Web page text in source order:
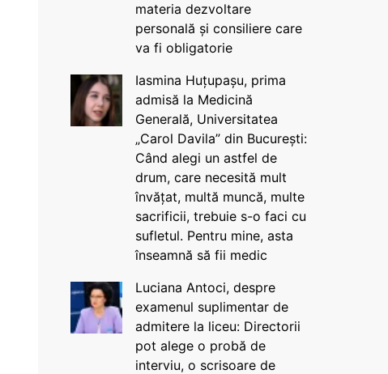
materia dezvoltare
personală și consiliere care
va fi obligatorie
Iasmina Huțupașu, prima
admisă la Medicină
Generală, Universitatea
„Carol Davila” din București:
Când alegi un astfel de
drum, care necesită mult
învățat, multă muncă, multe
sacrificii, trebuie s-o faci cu
sufletul. Pentru mine, asta
înseamnă să fii medic
Luciana Antoci, despre
examenul suplimentar de
admitere la liceu: Directorii
pot alege o probă de
interviu, o scrisoare de